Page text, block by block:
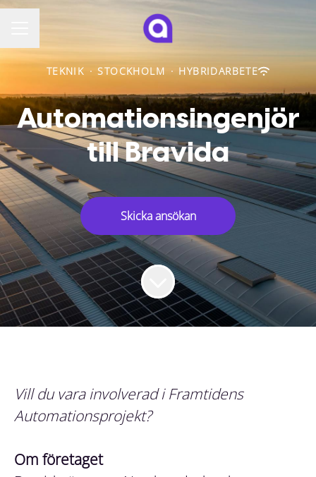
TEKNIK · STOCKHOLM · HYBRIDARBETE
Automationsingenjör
till Bravida
Skicka ansökan
Vill du vara involverad i Framtidens
Automationsprojekt?
Om företaget